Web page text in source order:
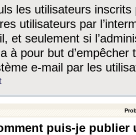
les utilisateurs
utilisateurs par
et seulement si
à pour but
e-mail par les
puis-je